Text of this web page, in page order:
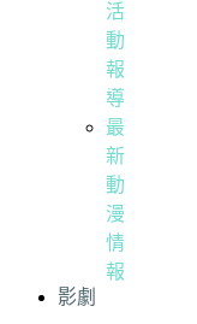
活
動
報
導
最
新
動
漫
情
報
影劇